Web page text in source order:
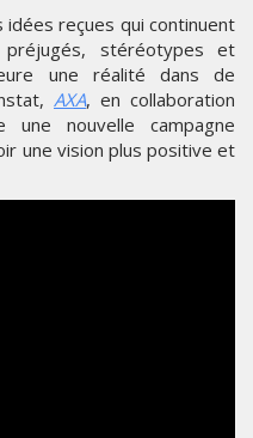
idées reçues qui continuent
préjugés, stéréotypes et
une réalité dans de
AXA, en collaboration
une nouvelle campagne
une vision plus positive et